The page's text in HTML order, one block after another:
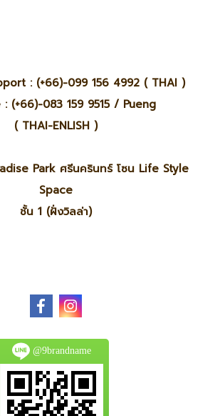
: (+66)-099 156 4992 ( THAI )
(+66)-083 159 9515 / Pueng
( THAI-ENLISH )
Park ศรีนครินทร์ โซน Life Style
Space
ชั้น 1 (ฝั่งวิลล่า)
@9brandname